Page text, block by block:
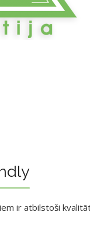
ir atbilstoši